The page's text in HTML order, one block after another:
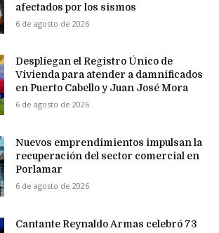
afectados por los sismos
6 de agosto de 2026
Despliegan el Registro Único de
Vivienda para atender a damnificados
en Puerto Cabello y Juan José Mora
6 de agosto de 2026
Nuevos emprendimientos impulsan la
recuperación del sector comercial en
Porlamar
6 de agosto de 2026
Cantante Reynaldo Armas celebró 73